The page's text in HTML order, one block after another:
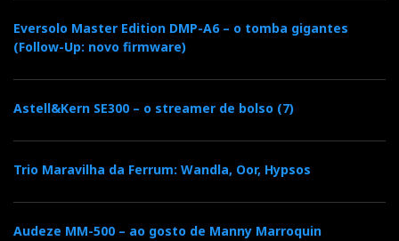
Eversolo Master Edition DMP-A6 – o tomba gigantes
(Follow-Up: novo firmware)
Astell&Kern SE300 – o streamer de bolso (7)
Trio Maravilha da Ferrum: Wandla, Oor, Hypsos
Audeze MM-500 – ao gosto de Manny Marroquin